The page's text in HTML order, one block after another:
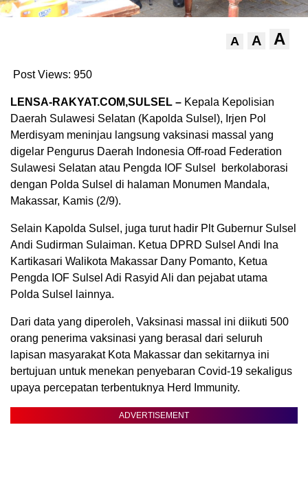
A A A
Post Views: 950
LENSA-RAKYAT.COM,SULSEL – Kepala Kepolisian
Daerah Sulawesi Selatan (Kapolda Sulsel), Irjen Pol
Merdisyam meninjau langsung vaksinasi massal yang
digelar Pengurus Daerah Indonesia Off-road Federation
Sulawesi Selatan atau Pengda IOF Sulsel berkolaborasi
dengan Polda Sulsel di halaman Monumen Mandala,
Makassar, Kamis (2/9).
Selain Kapolda Sulsel, juga turut hadir Plt Gubernur Sulsel
Andi Sudirman Sulaiman. Ketua DPRD Sulsel Andi Ina
Kartikasari Walikota Makassar Dany Pomanto, Ketua
Pengda IOF Sulsel Adi Rasyid Ali dan pejabat utama
Polda Sulsel lainnya.
Dari data yang diperoleh, Vaksinasi massal ini diikuti 500
orang penerima vaksinasi yang berasal dari seluruh
lapisan masyarakat Kota Makassar dan sekitarnya ini
bertujuan untuk menekan penyebaran Covid-19 sekaligus
upaya percepatan terbentuknya Herd Immunity.
ADVERTISEMENT